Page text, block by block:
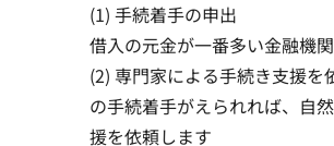
(1) 手続着手の申出
借入の元金が一番多い金融機
(2) 専門家による手続き支援を
の手続着手がえられれば、自
援を依頼します